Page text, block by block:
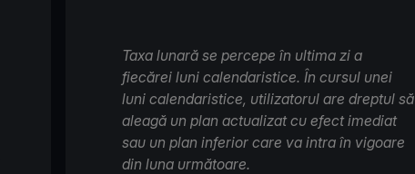
Taxa lunară se percepe în ultima zi a
fiecărei luni calendaristice. În cursul unei
luni calendaristice, utilizatorul are dreptul să
aleagă un plan actualizat cu efect imediat
sau un plan inferior care va intra în vigoare
din luna următoare.